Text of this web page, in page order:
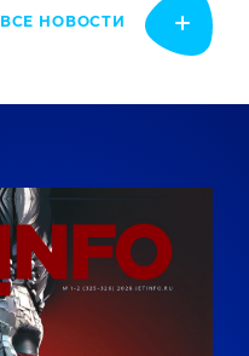
ВСЕ НОВОСТИ